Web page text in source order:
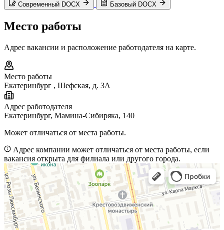
Современный DOCX Базовый DOCX
Место работы
Адрес вакансии и расположение работодателя на карте.
Место работы
Екатеринбург , Шефская, д. 3А
Адрес работодателя
Екатеринбург, Мамина-Сибиряка, 140
Может отличаться от места работы.
Адрес компании может отличаться от места работы, если
вакансия открыта для филиала или другого города.